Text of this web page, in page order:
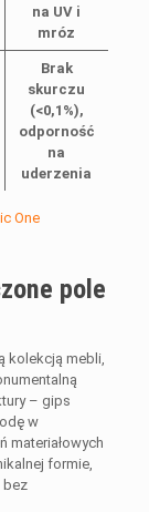
na UV i
mróz
Brak
skurczu
(<0,1%),
odporność
na
uderzenia
One
pole
kolekcją mebli,
– gips
w
materiałowych
formie,
bez